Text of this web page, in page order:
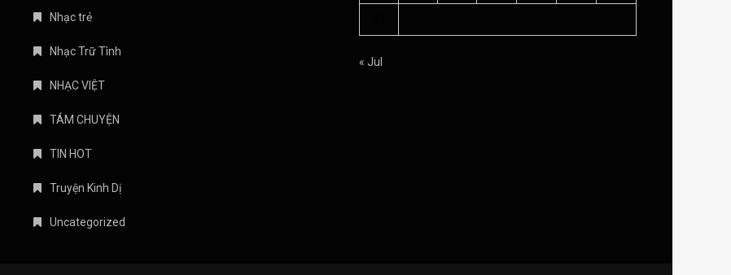
Nhạc trẻ
Nhạc Trữ Tình
NHẠC VIỆT
TÁM CHUYỆN
TIN HOT
Truyện Kinh Dị
Uncategorized
« Jul